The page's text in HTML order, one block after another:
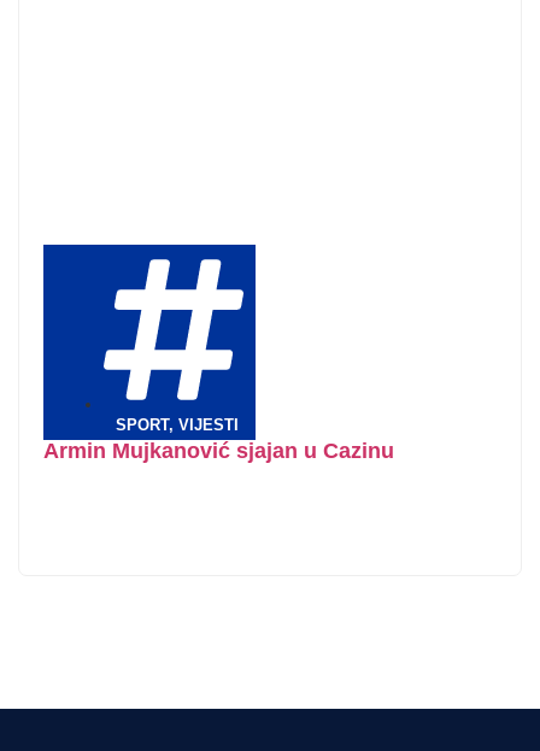
SPORT, VIJESTI
Armin Mujkanović sjajan u Cazinu